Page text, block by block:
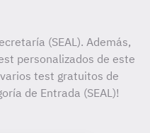
(SEAL). Además,
personalizados de este
test gratuitos de
de Entrada (SEAL)!